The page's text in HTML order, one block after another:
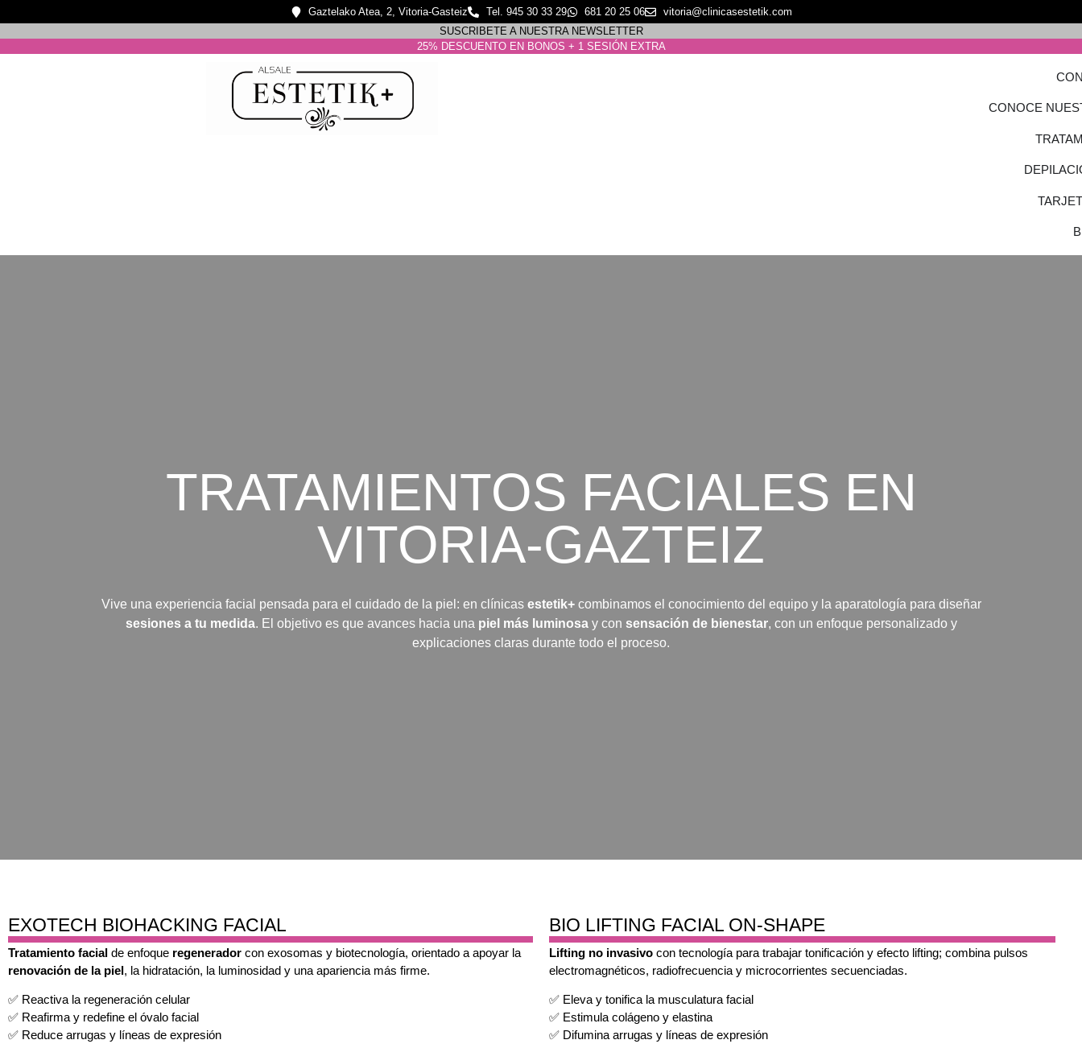
Gaztelako Atea, 2, Vitoria-Gasteiz Tel. 945 30 33 29 681 20 25 06
vitoria@clinicasestetik.com
SUSCRIBETE A NUESTRA NEWSLETTER
25% DESCUENTO EN BONOS + 1 SESIÓN EXTRA
CONOCE
TRATAMIENTOS FACIALES EN
VITORIA-GAZTEIZ
Vive una experiencia facial pensada para el cuidado de la piel: en clínicas estetik+ combinamos el conocimiento del equipo y la aparatología para diseñar
sesiones a tu medida. El objetivo es que avances hacia una piel más luminosay con sensación de bienestar, con un enfoque personalizado y
explicaciones claras durante todo el proceso.
EXOTECH BIOHACKING FACIAL
Tratamiento facial de enfoque regenerador con exosomas y biotecnología, orientado a apoyar la
renovación de la piel, la hidratación, la luminosidad y una apariencia más firme.
✅ Reactiva la regeneración celular
✅ Reafirma y redefine el óvalo facial
✅ Reduce arrugas y líneas de expresión
BIO LIFTING FACIAL ON-SHAPE
Lifting no invasivo con tecnología para trabajar tonificación y efecto lifting; combina pulsos
electromagnéticos, radiofrecuencia y microcorrientes secuenciadas.
✅ Eleva y tonifica la musculatura facial
✅ Estimula colágeno y elastina
✅ Difumina arrugas y líneas de expresión